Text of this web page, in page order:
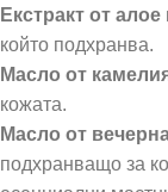
Екстракт от алое
който подхранва.
Масло от
кожата.
Масло от
подхранващо за